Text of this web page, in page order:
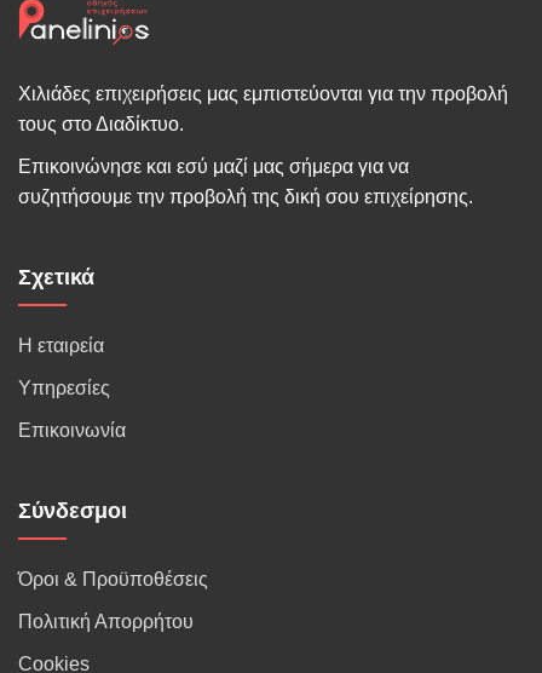
Χιλιάδες επιχειρήσεις μας εμπιστεύονται για την προβολή
τους στο Διαδίκτυο.
Επικοινώνησε και εσύ μαζί μας σήμερα για να
συζητήσουμε την προβολή της δική σου επιχείρησης.
Σχετικά
Η εταιρεία
Υπηρεσίες
Επικοινωνία
Σύνδεσμοι
Όροι & Προϋποθέσεις
Πολιτική Απορρήτου
Cookies